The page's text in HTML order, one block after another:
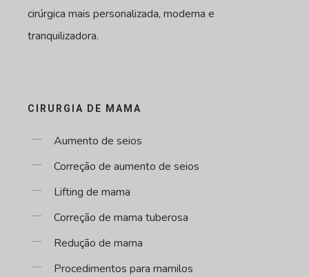
cirúrgica mais personalizada, moderna e
tranquilizadora.
CIRURGIA DE MAMA
Aumento de seios
Correção de aumento de seios
Lifting de mama
Correção de mama tuberosa
Redução de mama
Procedimentos para mamilos